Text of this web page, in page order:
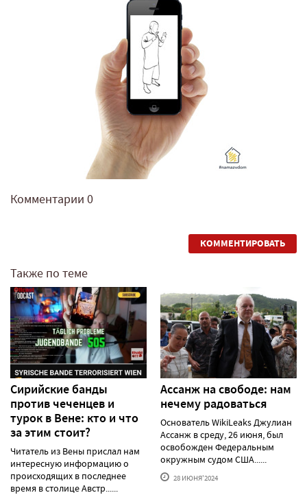
Комментарии 0
КОММЕНТИРОВАТЬ
Также по теме
Сирийские банды
против чеченцев и
турок в Вене: кто и что
за этим стоит?
Читатель из Вены прислал нам
интересную информацию о
происходящих в последнее
время в столице Австр......
Ассанж на свободе: нам
нечему радоваться
Основатель WikiLeaks Джулиан
Ассанж в среду, 26 июня, был
освобожден Федеральным
окружным судом США......
28 ИЮНЯ'2024